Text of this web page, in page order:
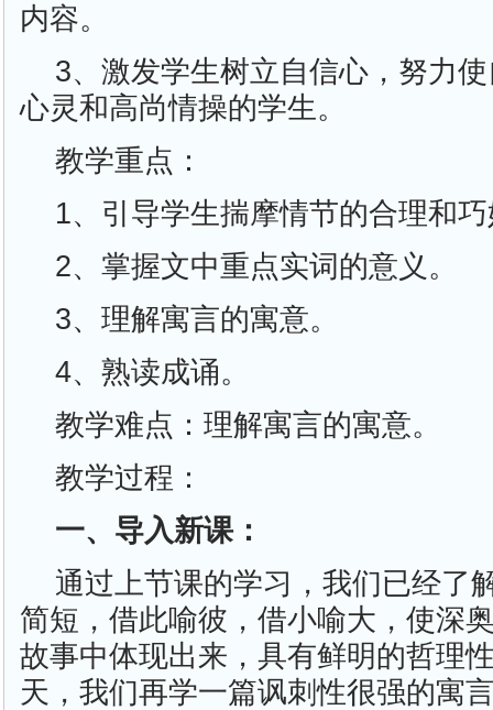
内容。
3、激发学生树立自信心，努力
心灵和高尚情操的学生。
教学重点：
1、引导学生揣摩情节的合理和
2、掌握文中重点实词的意义。
3、理解寓言的寓意。
4、熟读成诵。
教学难点：理解寓言的寓意。
教学过程：
一、导入新课：
通过上节课的学习，我们已经了
简短，借此喻彼，借小喻大，使深
故事中体现出来，具有鲜明的哲理
天，我们再学一篇讽刺性很强的